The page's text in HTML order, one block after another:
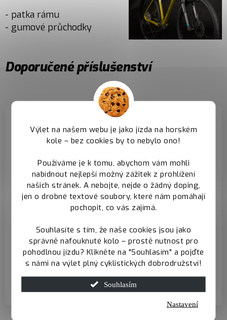
Výlet na našem webu je jako jízda na horském
kole – bez cookies by to nebylo ono!
Používáme je k tomu, abychom vám mohli
nabídnout nejlepší možný zážitek z prohlížení
našich stránek. A nebojte, nejde o žádný doping,
jen o drobné textové soubory, které nám pomáhají
pochopit, co vás zajímá.
Souhlasíte s tím, že naše cookies jsou jako
správně nafouknuté kolo – prostě nutnost pro
pohodlnou jízdu? Klikněte na "Souhlasím" a pojďte
s námi na výlet plný cyklistických dobrodružství!
Souhlasím
Nastavení
- patka rámu
- gumové průchodky
Doporučené příslušenství
Zadní pevná osa -
prodává se
samostatně
K rámu doporučujeme
zakoupit zadní pevnou
osu standardu boost
Zadní pevná osa
Hlavové složení -
prodává se
samostatně
K rámu doporučujeme
zakoupit
semiintegrované
složení 44/56